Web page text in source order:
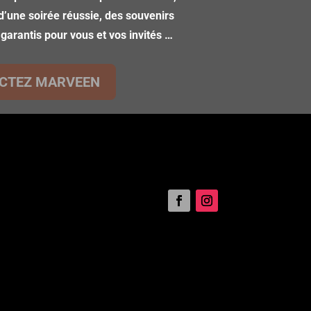
soirée réussie, des souvenirs
pour vous et vos invités …
MARVEEN